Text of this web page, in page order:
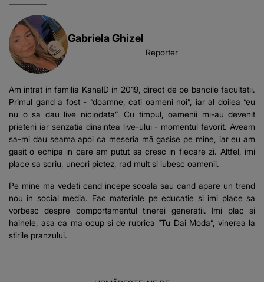
Gabriela Ghizel
Reporter
Am intrat in familia KanalD in 2019, direct de pe bancile facultatii.
Primul gand a fost - “doamne, cati oameni noi”, iar al doilea “eu
nu o sa dau live niciodata”. Cu timpul, oamenii mi-au devenit
prieteni iar senzatia dinaintea live-ului - momentul favorit. Aveam
sa-mi dau seama apoi ca meseria mă gasise pe mine, iar eu am
gasit o echipa in care am putut sa cresc in fiecare zi. Altfel, imi
place sa scriu, uneori pictez, rad mult si iubesc oamenii.
Pe mine ma vedeti cand incepe scoala sau cand apare un trend
nou in social media. Fac materiale pe educatie si imi place sa
vorbesc despre comportamentul tinerei generatii. Imi plac si
hainele, asa ca ma ocup si de rubrica “Tu Dai Moda”, vinerea la
stirile pranzului.